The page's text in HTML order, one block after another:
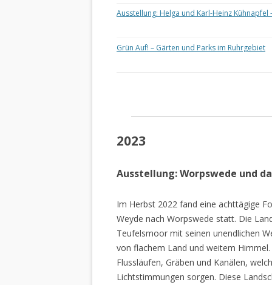
Ausstellung: Helga und Karl-Heinz Kühnapfel
Grün Auf! – Gärten und Parks im Ruhrgebiet
2023
Ausstellung: Worpswede und
Im Herbst 2022 fand eine achttägige
Weyde nach Worpswede statt. Die
Teufelsmoor mit seinen unendlichen
von flachem Land und weitem
Flussläufen, Gräben und Kanälen,
Lichtstimmungen sorgen. Diese